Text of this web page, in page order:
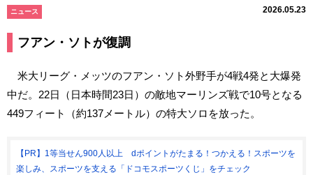
ニュース 2026.05.23
フアン・ソトが復調
米大リーグ・メッツのフアン・ソト外野手が4戦4発と大爆発
中だ。22日（日本時間23日）の敵地マーリンズ戦で10号となる
449フィート（約137メートル）の特大ソロを放った。
【PR】1等当せん900人以上 dポイントがたまる！つかえる！スポーツを
楽しみ、スポーツを支える「ドコモスポーツくじ」をチェック